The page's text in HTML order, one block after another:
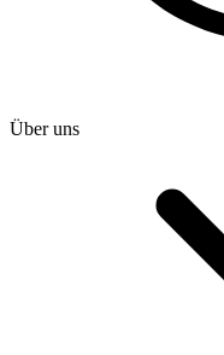
Über uns